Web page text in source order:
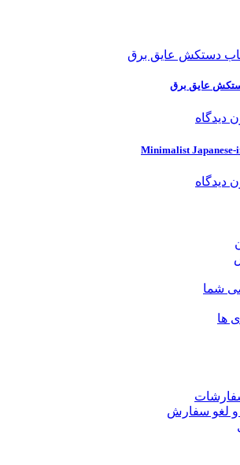
عایق برق
دیدگاه
Minimalist
دیدگاه
شما
ها
لغو سفارش